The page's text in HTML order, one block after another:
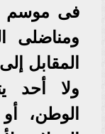
فى موسم
ومناضلى
المقابل
ولا أحد
الوطن،